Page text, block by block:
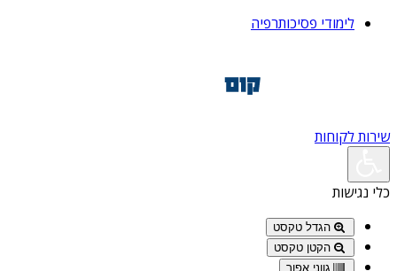
לימודי פסיכותרפיה
שירות לקוחות
כלי נגישות
הגדל טקסט
הקטן טקסט
גווני אפור